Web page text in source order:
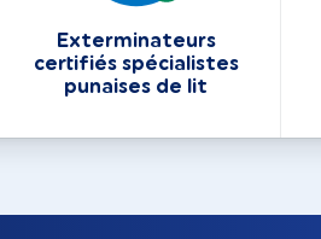
Exterminateurs
certifiés spécialistes
punaises de lit